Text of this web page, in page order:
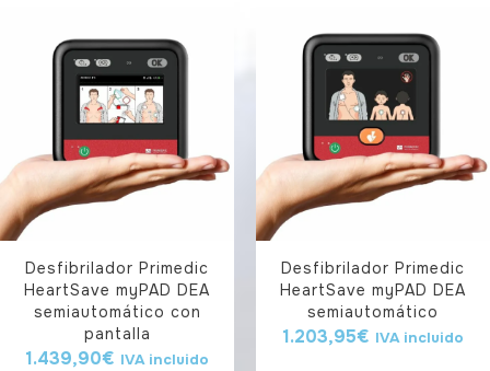
Desfibrilador Primedic
HeartSave myPAD DEA
semiautomático con
pantalla
1.439,90€ IVA incluido
Desfibrilador Primedic
HeartSave myPAD DEA
semiautomático
1.203,95€ IVA incluido